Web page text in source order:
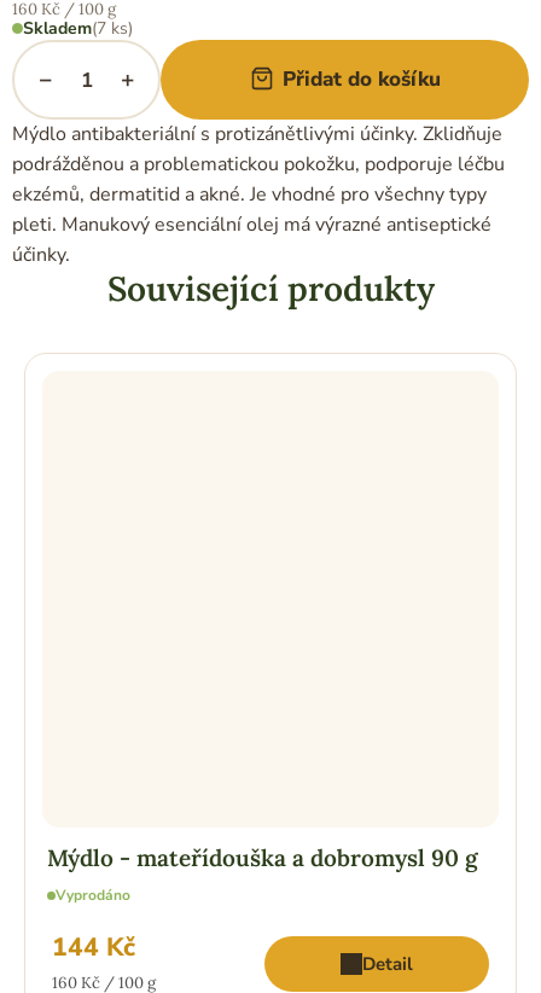
Měrná
cena:
160 Kč / 100 g
Skladem(7 ks)
+
− Přidat do košíku
Mýdlo antibakteriální s protizánětlivými účinky. Zklidňuje
podrážděnou a problematickou pokožku, podporuje léčbu
ekzémů, dermatitid a akné. Je vhodné pro všechny typy
pleti. Manukový esenciální olej má výrazné antiseptické
účinky.
Související produkty
Mýdlo - mateřídouška a dobromysl 90 g
Vyprodáno
144 Kč
Měrná
160 Kč / 100 g
Detail